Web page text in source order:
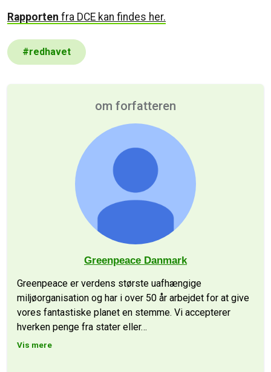
Rapporten fra DCE kan findes her.
#redhavet
om forfatteren
Greenpeace Danmark
Greenpeace er verdens største uafhængige
miljøorganisation og har i over 50 år arbejdet for at give
vores fantastiske planet en stemme. Vi accepterer
hverken penge fra stater eller…
Vis mere